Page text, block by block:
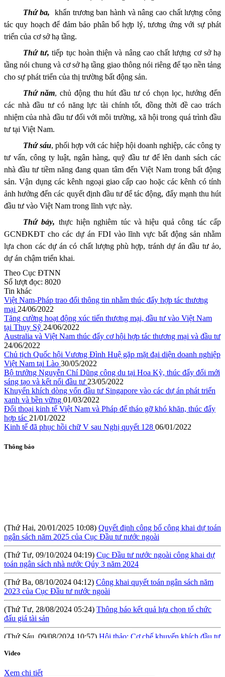
Thứba, khẩn trương ban hành vànâng cao chất lượngcông
tácquy hoạch để đảm bảo phân bố hợp lý, tương ứng với sự phát
triển của cơ sở hạ tầng.
Thứ tư, tiếp tục hoàn thiệnvà nâng cao chất lượng cơ sở hạ
tầng nói chung và cơ sở hạ tầng giaothông nói riêng để tạo nền tảng
cho sự phát triển của thị trường bất động sản.
Thứnăm, chủ động thu hút đầu tư có chọn lọc, hướng đến
các nhà đầu tư có năng lực tài chính tốt, đồng thời đề cao trách
nhiệm của nhà đầu tư đối với môi trường, xã hội trong quá trình đầu
tư tại Việt Nam.
Thứsáu, phối hợp với các hiệp hội doanh nghiệp, các công ty
tư vấn, công ty luật, ngân hàng, quỹ đầu tư để lên danh sách các
nhà đầu tư tiềm năng đang quan tâm đến Việt Nam trong bất động
sản. Vận dụng các kênh ngoại giao cấp cao hoặc các kênh có tính
ảnh hưởng đến các quyết định đầu tư để tác động, đẩy mạnh thu hút
đầu tư vào Việt Nam trong lĩnh vực này.
Thứbảy, thực hiện nghiêm túc và hiệu quả công tác cấp
GCNĐKĐT cho các dự án FDI vào lĩnh vực bất động sản nhằm
lựa chon các dự án có chất lượng phù hợp, tránh dự án đầu tư ảo,
dự án chậm triển khai.
Theo Cục ĐTNN
Số lượt đọc: 8020
Tin khác
Việt Nam-Pháp trao đổi thông tin nhằm thúc đẩy hợp tác thương
mại 24/06/2022
Tăng cường hoạt động xúc tiến thương mại, đầu tư vào Việt Nam
tại Thụy Sỹ 24/06/2022
Australia và Việt Nam thúc đẩy cơ hội hợp tác thương mại và đầu tư
24/06/2022
Chủ tịch Quốc hội Vương Đình Huệ gặp mặt đại diện doanh nghiệp
Việt Nam tại Lào 30/05/2022
Bộ trưởng Nguyễn Chí Dũng công du tại Hoa Kỳ, thúc đẩy đổi mới
sáng tạo và kết nối đầu tư 23/05/2022
Khuyến khích dòng vốn đầu tư Singapore vào các dự án phát triển
xanh và bền vững 01/03/2022
Đối thoại kinh tế Việt Nam và Pháp để tháo gỡ khó khăn, thúc đẩy
hợp tác 21/01/2022
Kinh tế đã phục hồi chữ V sau Nghị quyết 128 06/01/2022
Thông báo
ngân sách năm 2025 của Cục Đầu tư nước ngoài
(Thứ Tư, 09/10/2024 04:19)Cục Đầu tư nước ngoài công khai dự
toán ngân sách nhà nước Qúy 3 năm 2024
(Thứ Ba, 08/10/2024 04:12)Công khai quyết toán ngân sách năm
2023 của Cục Đầu tư nước ngoài
(Thứ Tư, 28/08/2024 05:24)Thông báo kết quả lựa chọn tổ chức
đấu giá tài sản
(Thứ Sáu, 09/08/2024 10:57)
lớn (RIGI): Mục tiêu, phạm vi và thực hiện
(Thứ Năm, 04/04/2024 10:17)
Video
Xem chi tiết